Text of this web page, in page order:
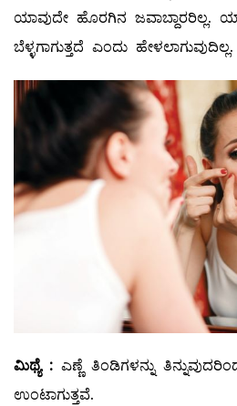
ಯಾವುದೇ ಹೊರಗಿನ ಜವಾಬ್ದಾರರಿಲ್ಲ.
ಬೆಳ್ಳಗಾಗುತ್ತದೆ ಎಂದು ಹೇಳಲಾಗುವುದಿಲ್ಲ.
ಮಿಥ್ಯೆ: ಎಣ್ಣೆ ತಿಂಡಿಗಳನ್ನು
ಉಂಟಾಗುತ್ತವೆ.